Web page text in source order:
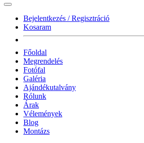
Bejelentkezés / Regisztráció
Kosaram
Főoldal
Megrendelés
Fotófal
Galéria
Ajándékutalvány
Rólunk
Árak
Vélemények
Blog
Montázs